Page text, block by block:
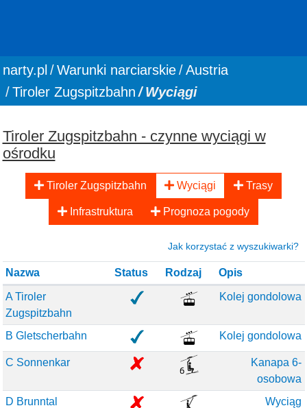
You are here:
narty.pl Warunki narciarskie
Austria
Tiroler Zugspitzbahn
Wyciągi
Tiroler Zugspitzbahn - czynne wyciągi w
ośrodku
Tiroler Zugspitzbahn Wyciągi Trasy
Infrastruktura Prognoza pogody
Jak korzystać z wyszukiwarki?
Nazwa Status Rodzaj Opis
A Tiroler
Zugspitzbahn
Kolej gondolowa
B Gletscherbahn Kolej gondolowa
C Sonnenkar
Kanapa 6-
osobowa
D Brunntal
Wyciąg